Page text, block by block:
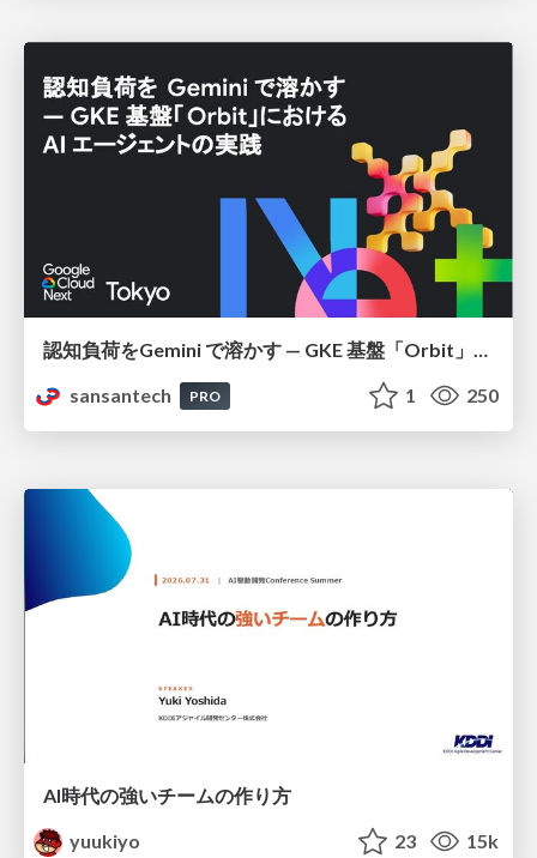
sansantech
PRO 1 250
AI時代の強いチームの作り方
yuukiyo
23 15k